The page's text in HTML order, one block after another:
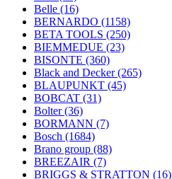
Belle (16)
BERNARDO (1158)
BETA TOOLS (250)
BIEMMEDUE (23)
BISONTE (360)
Black and Decker(265)
BLAUPUNKT (45)
BOBCAT (31)
Bolter(36)
BORMANN (7)
Bosch (1684)
Brano group (88)
BREEZAIR (7)
BRIGGS & STRATTON (16)